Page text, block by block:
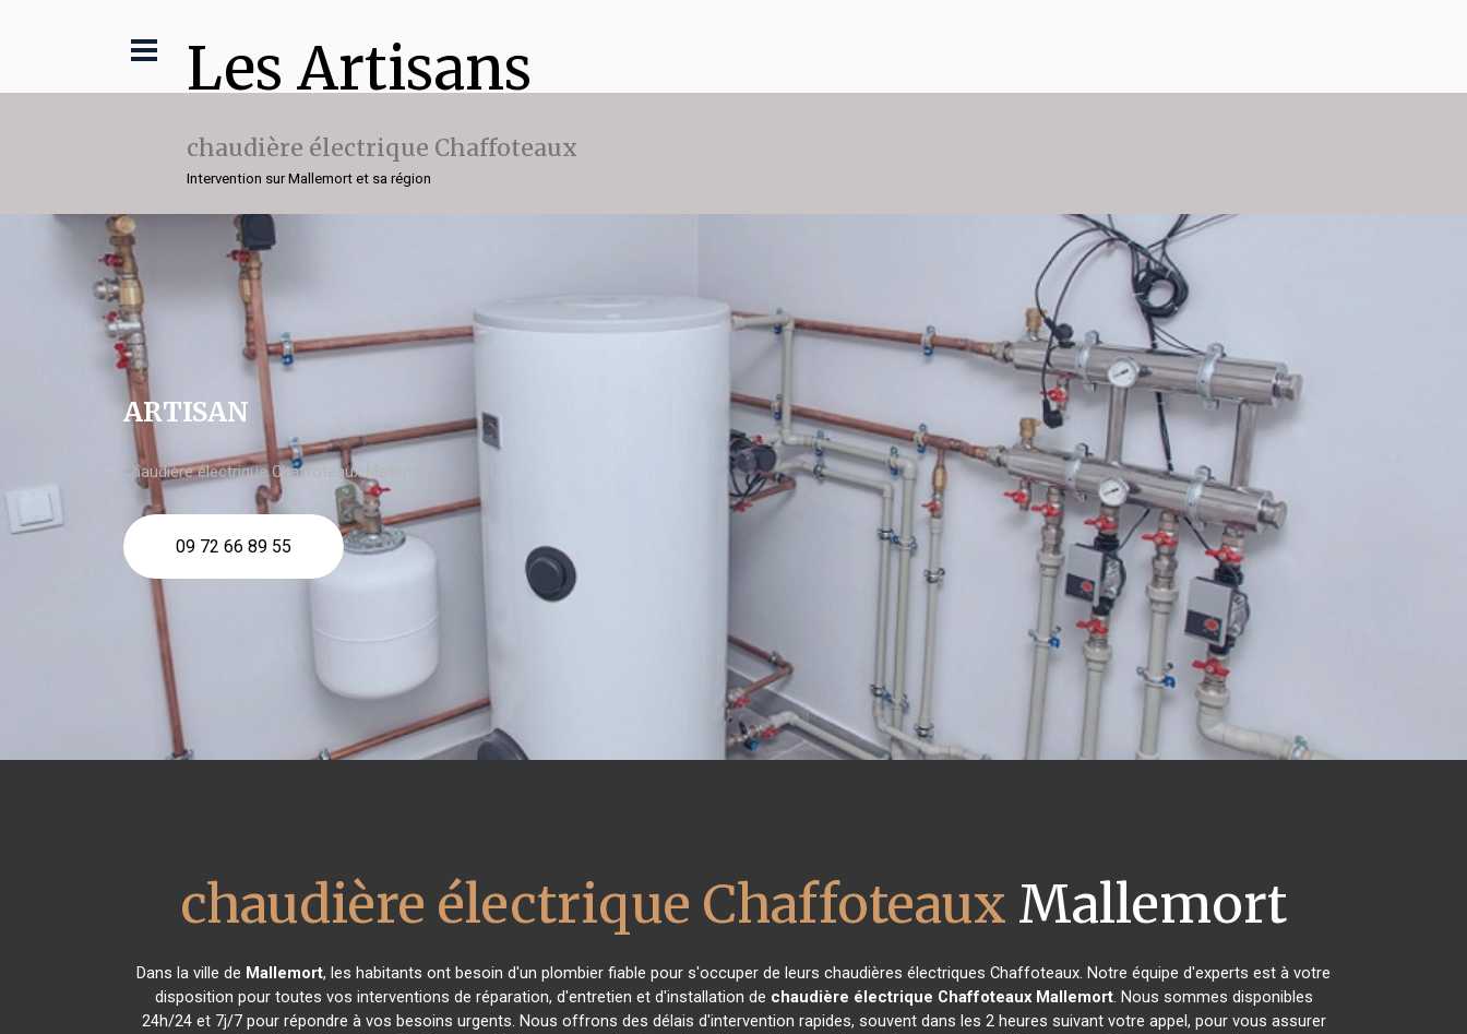
Les Artisans
chaudière électrique Chaffoteaux
Intervention sur Mallemort et sa région
ARTISAN
chaudière électrique Chaffoteaux Mallemort
09 72 66 89 55
chaudière électrique Chaffoteaux Mallemort
Dans la ville de Mallemort, les habitants ont besoin d'un plombier fiable pour s'occuper de leurs chaudières électriques Chaffoteaux. Notre équipe d'experts est à votre
disposition pour toutes vos interventions de réparation, d'entretien et d'installation de chaudière électrique Chaffoteaux Mallemort. Nous sommes disponibles
24h/24 et 7j/7 pour répondre à vos besoins urgents. Nous offrons des délais d'intervention rapides, souvent dans les 2 heures suivant votre appel, pour vous assurer